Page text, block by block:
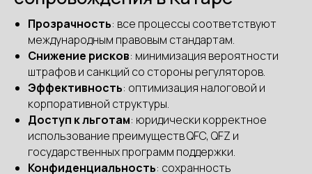
Прозрачность: все процессы соответствуют
международным правовым стандартам.
Снижение рисков: минимизация вероятности
штрафов и санкций со стороны регуляторов.
Эффективность: оптимизация налоговой и
корпоративной структуры.
Доступ к льготам: юридически корректное
использование преимуществ QFC, QFZ и
государственных программ поддержки.
Конфиденциальность: сохранность